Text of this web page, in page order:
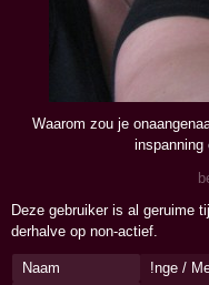
Waarom zou je
inspanning
Deze gebruiker is al geruime
derhalve op non-actief.
Naam
!nge /